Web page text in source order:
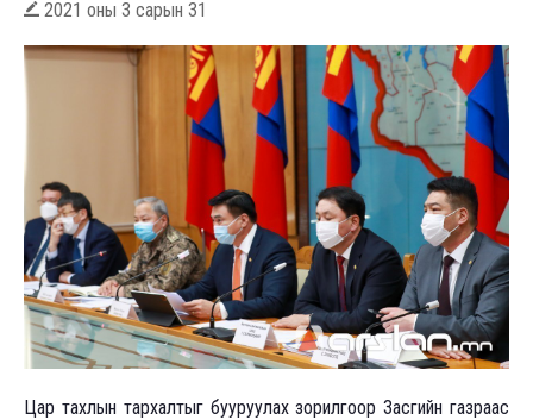
 2021 оны 3 сарын 31
Цар тахлын тархалтыг бууруулах зорилгоор Засгийн газраас